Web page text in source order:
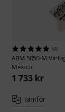
68
ABM 5050-M
Mexico
1 733 kr
Jämför